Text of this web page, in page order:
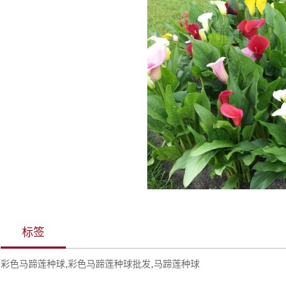
标签
彩色马蹄莲种球, 彩色马蹄莲种球批发 马蹄莲种球